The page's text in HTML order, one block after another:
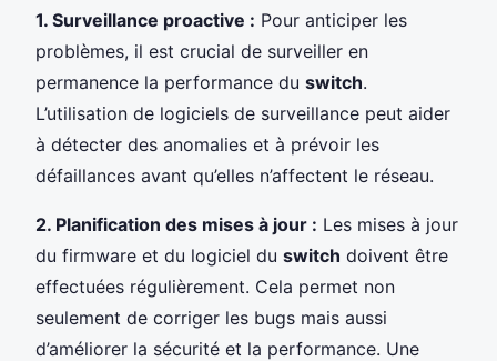
1. Surveillance proactive : Pour anticiper les
problèmes, il est crucial de surveiller en
permanence la performance du switch.
L’utilisation de logiciels de surveillance peut aider
à détecter des anomalies et à prévoir les
défaillances avant qu’elles n’affectent le réseau.
2. Planification des mises à jour : Les mises à jour
du firmware et du logiciel du switch doivent être
effectuées régulièrement. Cela permet non
seulement de corriger les bugs mais aussi
d’améliorer la sécurité et la performance. Une